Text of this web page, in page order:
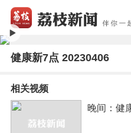
健康新7点 20230406
相关视频
晚间：健